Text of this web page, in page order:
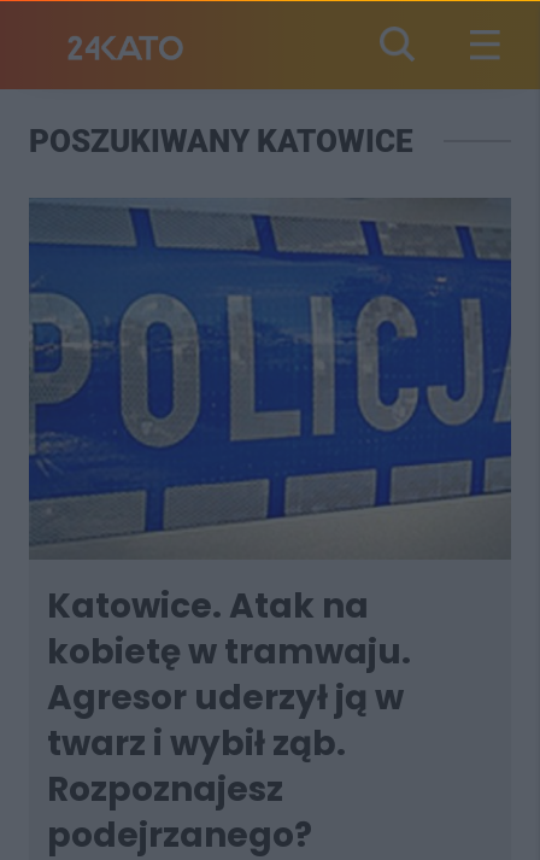
POSZUKIWANY KATOWICE
Katowice. Atak na
kobietę w tramwaju.
Agresor uderzył ją w
twarz i wybił ząb.
Rozpoznajesz
podejrzanego?